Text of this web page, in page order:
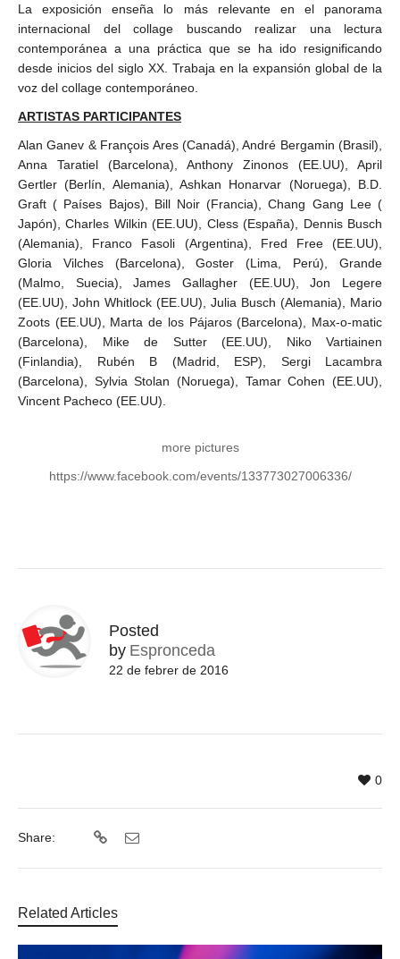
La exposición enseña lo más relevante en el panorama
internacional del collage buscando realizar una lectura
contemporánea a una práctica que se ha ido resignificando
desde inicios del siglo XX. Trabaja en la expansión global de la
voz del collage contemporáneo.
ARTISTAS PARTICIPANTES
Alan Ganev & François Ares (Canadá), André Bergamin (Brasil),
Anna Taratiel (Barcelona), Anthony Zinonos (EE.UU), April
Gertler (Berlín, Alemania), Ashkan Honarvar (Noruega), B.D.
Graft ( Países Bajos), Bill Noir (Francia), Chang Gang Lee (
Japón), Charles Wilkin (EE.UU), Cless (España), Dennis Busch
(Alemania), Franco Fasoli (Argentina), Fred Free (EE.UU),
Gloria Vilches (Barcelona), Goster (Lima, Perú), Grande
(Malmo, Suecia), James Gallagher (EE.UU), Jon Legere
(EE.UU), John Whitlock (EE.UU), Julia Busch (Alemania), Mario
Zoots (EE.UU), Marta de los Pájaros (Barcelona), Max-o-matic
(Barcelona), Mike de Sutter (EE.UU), Niko Vartiainen
(Finlandia), Rubén B (Madrid, ESP), Sergi Lacambra
(Barcelona), Sylvia Stolan (Noruega), Tamar Cohen (EE.UU),
Vincent Pacheco (EE.UU).
more pictures
https://www.facebook.com/events/133773027006336/
Posted
by Espronceda
22 de febrer de 2016
0
Share:
Related Articles